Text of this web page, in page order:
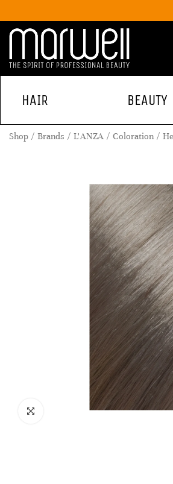
HAIR BEAUTY
Shop Brands L'ANZA Coloration